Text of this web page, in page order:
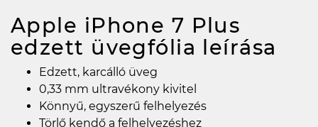
Apple iPhone 7 Plus
edzett üvegfólia leírása
Edzett, karcálló üveg
0,33 mm ultravékony kivitel
Könnyű, egyszerű felhelyezés
Törlő kendő a felhelyezéshez